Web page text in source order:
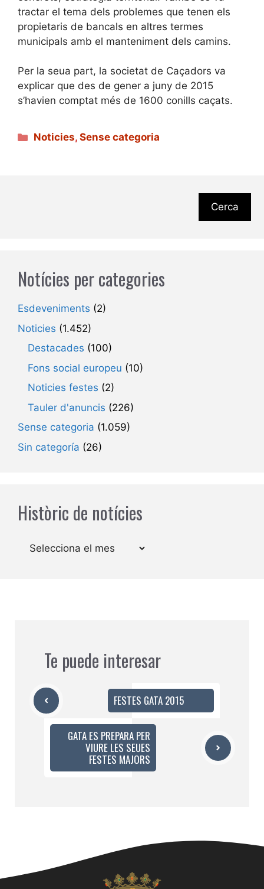
tractar el tema dels problemes que tenen els
propietaris de bancals en altres termes
municipals amb el manteniment dels camins.
Per la seua part, la societat de Caçadors va
explicar que des de gener a juny de 2015
s’havien comptat més de 1600 conills caçats.
Categories
Noticies,Sense categoria
Cerca
Notícies per categories
Esdeveniments (2)
Noticies (1.452)
Destacades (100)
Fons social europeu (10)
Noticies festes (2)
Tauler d'anuncis (226)
Sense categoria (1.059)
Sin categoría (26)
Històric de notícies
Arxius
Te puede interesar
FESTES GATA 2015
GATA ES PREPARA PER
VIURE LES SEUES
FESTES MAJORS